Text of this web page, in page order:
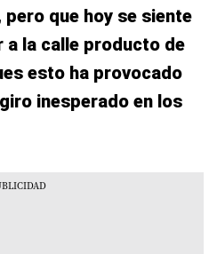
que hoy se siente
a la calle producto de
esto ha provocado
inesperado en los